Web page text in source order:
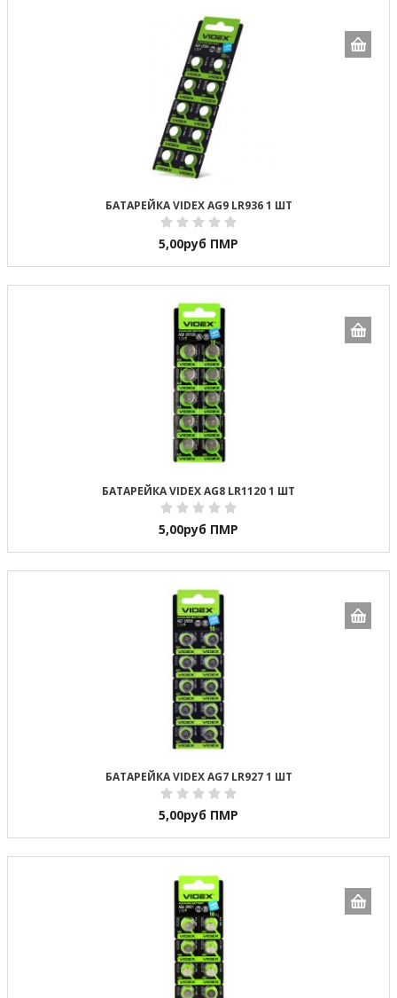
БАТАРЕЙКА VIDEX AG9 LR936 1 ШТ
5,00руб ПМР
БАТАРЕЙКА VIDEX AG8 LR1120 1 ШТ
5,00руб ПМР
БАТАРЕЙКА VIDEX AG7 LR927 1 ШТ
5,00руб ПМР